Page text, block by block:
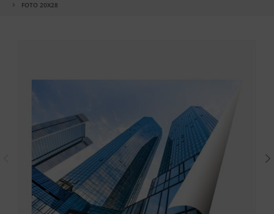
FOTO 20X28